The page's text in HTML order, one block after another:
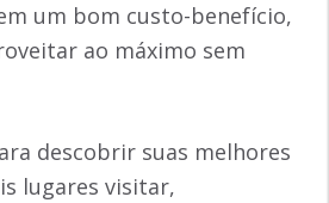
um bom custo-benefício,
ao máximo sem
descobrir suas melhores
lugares visitar,